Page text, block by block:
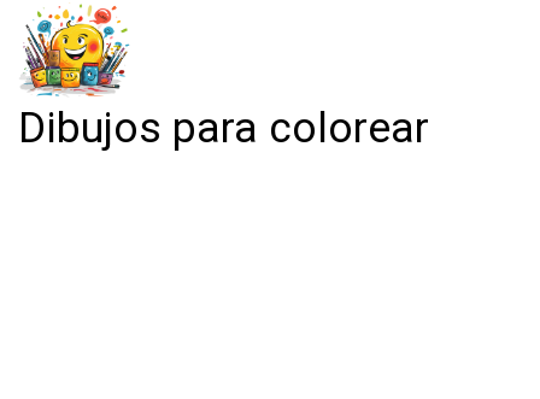
Dibujos para colorear